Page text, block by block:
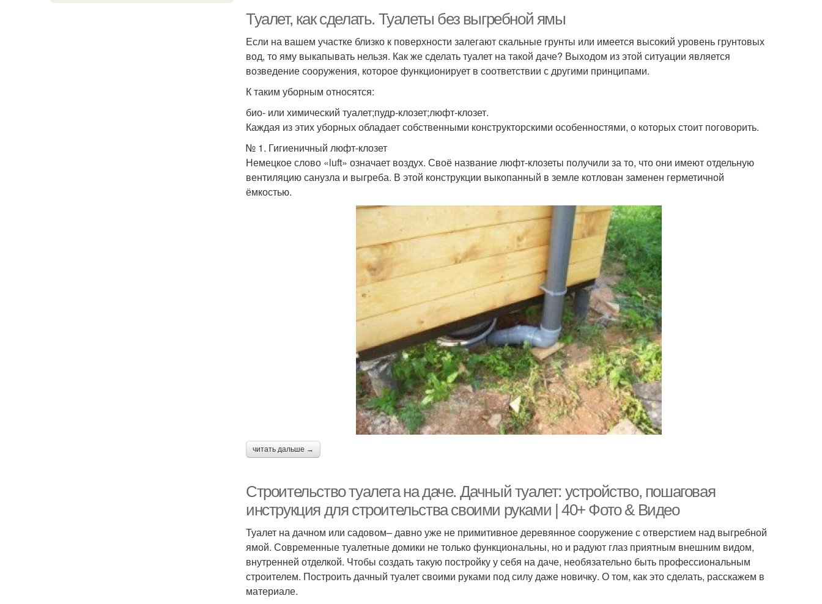
Туалет, как сделать. Туалеты без выгребной ямы
Если на вашем участке близко к поверхности залегают скальные грунты или имеется высокий уровень грунтовых
вод, то яму выкапывать нельзя. Как же сделать туалет на такой даче? Выходом из этой ситуации является
возведение сооружения, которое функционирует в соответствии с другими принципами.
К таким уборным относятся:
био- или химический туалет;пудр-клозет;люфт-клозет.
Каждая из этих уборных обладает собственными конструкторскими особенностями, о которых стоит поговорить.
№ 1. Гигиеничный люфт-клозет
Немецкое слово «luft» означает воздух. Своё название люфт-клозеты получили за то, что они имеют отдельную
вентиляцию санузла и выгреба. В этой конструкции выкопанный в земле котлован заменен герметичной
ёмкостью.
читать дальше →
Строительство туалета на даче. Дачный туалет: устройство, пошаговая
инструкция для строительства своими руками | 40+ Фото & Видео
Туалет на дачном или садовом– давно уже не примитивное деревянное сооружение с отверстием над выгребной
ямой. Современные туалетные домики не только функциональны, но и радуют глаз приятным внешним видом,
внутренней отделкой. Чтобы создать такую постройку у себя на даче, необязательно быть профессиональным
строителем. Построить дачный туалет своими руками под силу даже новичку. О том, как это сделать, расскажем в
материале.